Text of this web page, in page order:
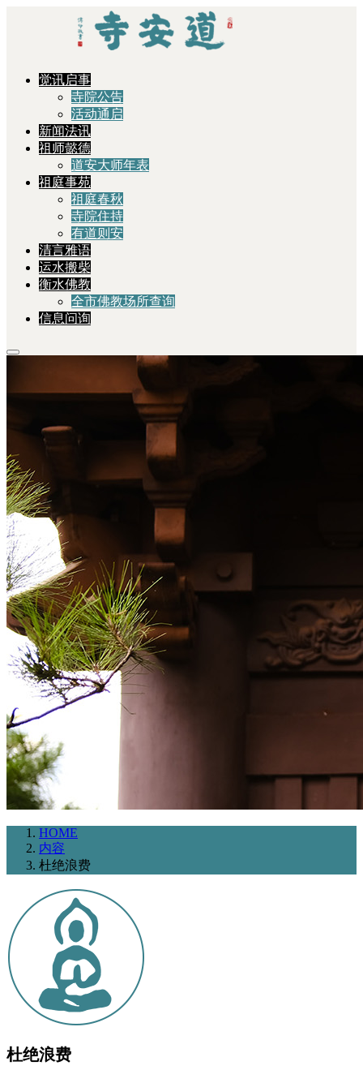
觉讯启事
寺院公告
活动通启
新闻法讯
祖师懿德
道安大师年表
祖庭事苑
祖庭春秋
寺院住持
有道则安
清言雅语
运水搬柴
衡水佛教
全市佛教场所查询
信息问询
HOME
内容
杜绝浪费
杜绝浪费